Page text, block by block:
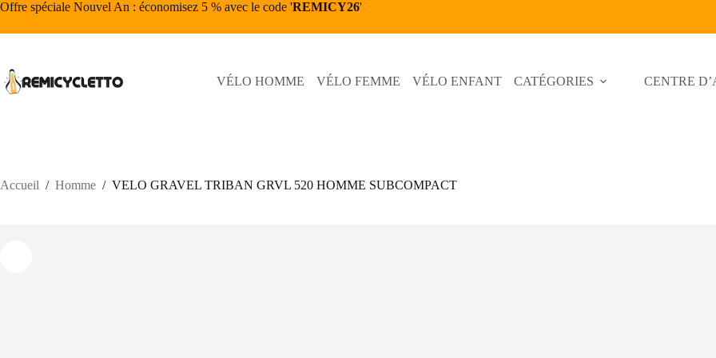
Passer
contenu
Offre spéciale Nouvel An : économisez 5 % avec le code 'REMICY26'
VÉLO HOMME VÉLO FEMME VÉLO ENFANT CATÉGORIES CENTRE
Accueil / Homme / VELO GRAVEL TRIBAN GRVL 520 HOMME SUBCOMPACT